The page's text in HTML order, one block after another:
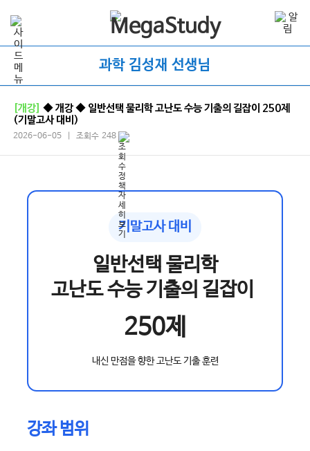
과학 김성재 선생님
[개강]
◆ 개강 ◆ 일반선택 물리학 고난도 수능 기출의 길잡이 250제
(기말고사 대비)
2026-06-05 | 조회수 248
기말고사 대비
일반선택 물리학
고난도 수능 기출의 길잡이
250제
내신 만점을 향한 고난도 기출 훈련
강좌 범위